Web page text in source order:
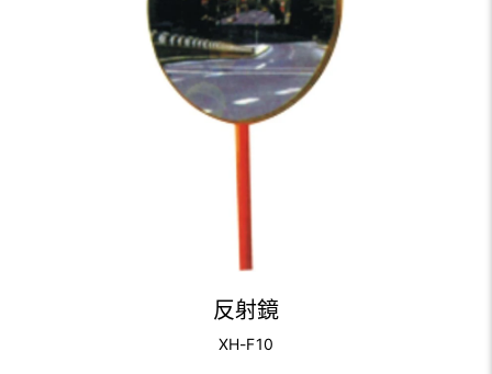
反射鏡
XH-F10